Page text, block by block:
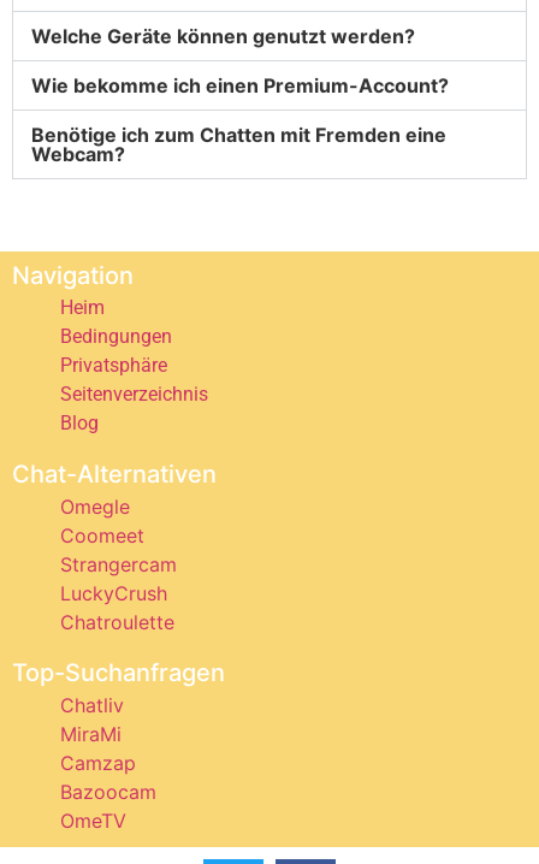
Welche Geräte können genutzt werden?
Wie bekomme ich einen Premium-Account?
Benötige ich zum Chatten mit Fremden eine
Webcam?
Navigation
Heim
Bedingungen
Privatsphäre
Seitenverzeichnis
Blog
Chat-Alternativen
Omegle
Coomeet
Strangercam
LuckyCrush
Chatroulette
Top-Suchanfragen
Chatliv
MiraMi
Camzap
Bazoocam
OmeTV